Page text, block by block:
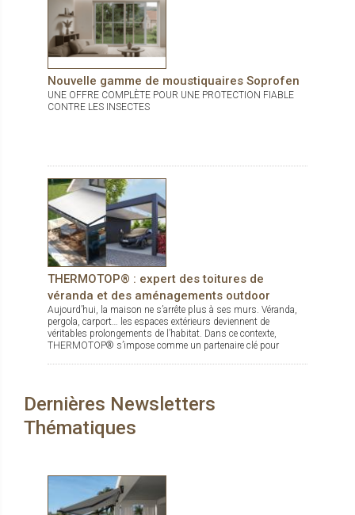
Nouvelle gamme de moustiquaires Soprofen
UNE OFFRE COMPLÈTE POUR UNE PROTECTION FIABLE
CONTRE LES INSECTES
THERMOTOP® : expert des toitures de
véranda et des aménagements outdoor
Aujourd’hui, la maison ne s’arrête plus à ses murs. Véranda,
pergola, carport… les espaces extérieurs deviennent de
véritables prolongements de l’habitat. Dans ce contexte,
THERMOTOP® s’impose comme un partenaire clé pour
Dernières Newsletters
Thématiques